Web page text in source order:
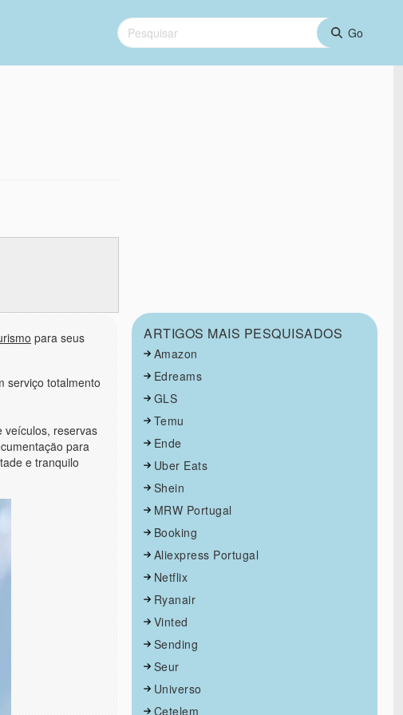
para seus
serviço totalmento
veículos, reservas
para
e tranquilo
ARTIGOS MAIS PESQUISADOS
Amazon
Edreams
GLS
Temu
Ende
Uber Eats
Shein
MRW Portugal
Booking
Aliexpress Portugal
Netflix
Ryanair
Vinted
Sending
Seur
Universo
Cetelem